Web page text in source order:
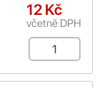
12 Kč
včetně DPH